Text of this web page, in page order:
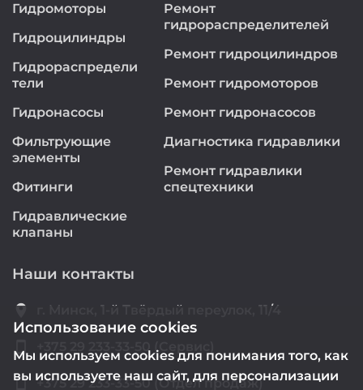
Гидромоторы
Гидроцилиндры
Гидрораспредели
тели
Гидронасосы
Фильтрующие
элементы
Фитинги
Гидравлические
клапаны
Ремонт
гидрораспределителей
Ремонт гидроцилиндров
Ремонт гидромоторов
Ремонт гидронасосов
Диагностика гидравлики
Ремонт гидравлики
спецтехники
Наши контакты
location_on г. Минск, 1-й Твёрдый переулок, 11/4
smartphone +375 29 233-33-50 (Сервис)
smartphone +375 29 233-33-50 (Отдел продаж)
Использование cookies
Мы используем cookies для понимания того, как
вы используете наш сайт, для персонализации